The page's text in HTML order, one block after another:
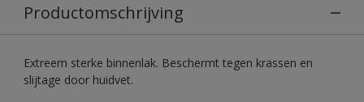
Productomschrijving
Extreem sterke binnenlak. Beschermt tegen krassen en
slijtage door huidvet.